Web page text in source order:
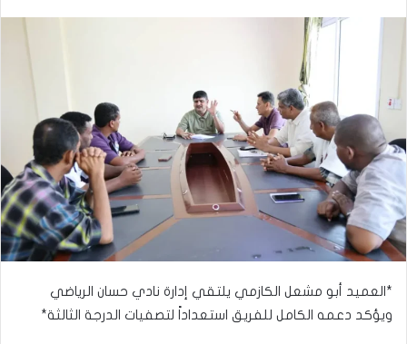
*العميد أبو مشعل الكازمي يلتقي إدارة نادي حسان الرياضي
ويؤكد دعمه الكامل للفريق استعداداً لتصفيات الدرجة الثالثة*